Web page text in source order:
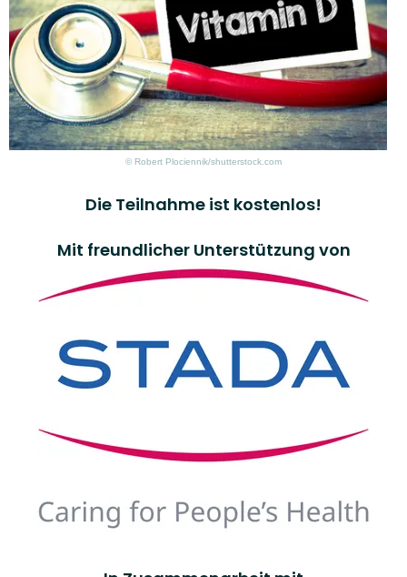
© Robert Plociennik/shutterstock.com
Die Teilnahme ist kostenlos!
Mit freundlicher Unterstützung von